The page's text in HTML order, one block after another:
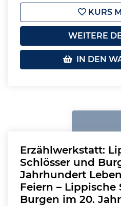
KURS
WEITERE
IN DEN
Erzählwerkstatt:
Schlösser und
Jahrhundert
Feiern – Lippische
Burgen im 20.